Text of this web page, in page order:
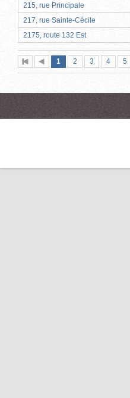
215, rue Principale
217, rue Sainte-Cécile
2175, route 132 Est
Première
page
Page
précédente
Page
1 (page
actuelle)
Page
2 Page
3 Page
4 5